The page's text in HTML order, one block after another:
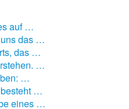
Suche
auf …
das …
das …
…
…
…
eines …